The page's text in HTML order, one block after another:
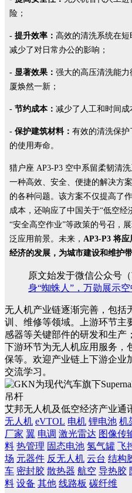
险；
- 提升效率： 高效的清洗系统在短
减少了对日常办公的影响；
- 显著效果： 强大的高压清洗能
厦焕然一新；
- 节约成本： 减少了人工和时间成
- 保护建筑材料： 有效的清洗保
的使用寿命。
猎户座 AP3-P3 空中系留柔韧清
一种高效、安全、便捷的解决方
的各种问题。该方案不仅提高了
成本，还响应了中国关于“低空经
“安全高空作业”等政策的号召，
泛应用前景。未来， AP3-P3 将
经济的发展，为城市建设和维护
原文始发于微信公众号（
身“蜘蛛人”，万勋展示
无人机产业链逐渐完善，包括
训、维修等领域。上游环节主
感器等关键部件的研发和生产
下游环节为无人机应用服务，
保等。欢迎产业链上下游企业
交流学习。
艾邦无人机及低空经济产业通
无人机 eVTOL 电机 锂电池 机
厂家 翼 电调 激光雷达 图像传
料 热管理 固态电池 氢气罐 飞
场 元器件 反无人机 云台 结构
车 密封胶 散热器 航空 导热胶
料 设备 其他 线路板 碳纤维